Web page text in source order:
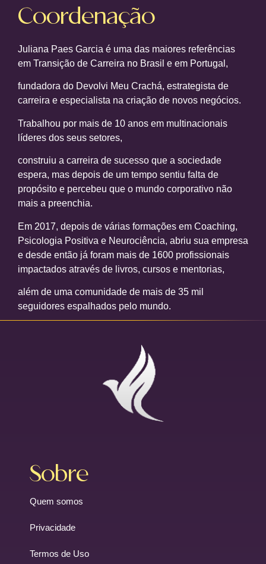
Coordenação
Juliana Paes Garcia é uma das maiores referências
em Transição de Carreira no Brasil e em Portugal,
fundadora do Devolvi Meu Crachá, estrategista de
carreira e especialista na criação de novos negócios.
Trabalhou por mais de 10 anos em multinacionais
líderes dos seus setores,
construiu a carreira de sucesso que a sociedade
espera, mas depois de um tempo sentiu falta de
propósito e percebeu que o mundo corporativo não
mais a preenchia.
Em 2017, depois de várias formações em Coaching,
Psicologia Positiva e Neurociência, abriu sua empresa
e desde então já foram mais de 1600 profissionais
impactados através de livros, cursos e mentorias,
além de uma comunidade de mais de 35 mil
seguidores espalhados pelo mundo.
Sobre
Quem somos
Privacidade
Termos de Uso